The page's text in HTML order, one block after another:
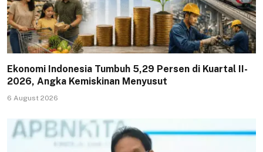
Ekonomi Indonesia Tumbuh 5,29 Persen di Kuartal II-
2026, Angka Kemiskinan Menyusut
6 August 2026